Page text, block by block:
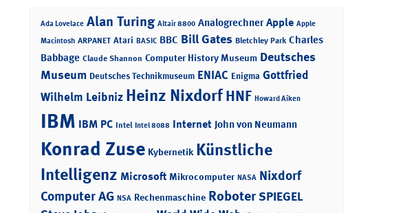
Ada Lovelace Alan Turing Altair 8800 Analogrechner Apple Apple
Macintosh ARPANET Atari BASIC BBC Bill Gates Bletchley Park Charles
Babbage Claude Shannon Computer History Museum Deutsches
Museum Deutsches Technikmuseum ENIAC Enigma Gottfried
Wilhelm Leibniz Heinz NixdorfHNF Howard Aiken
IBM IBM PC Intel Intel 8088 Internet John von Neumann
Konrad Zuse Kybernetik Künstliche
Intelligenz Microsoft Mikrocomputer NASA Nixdorf
Computer AG NSA Rechenmaschine RoboterSPIEGEL